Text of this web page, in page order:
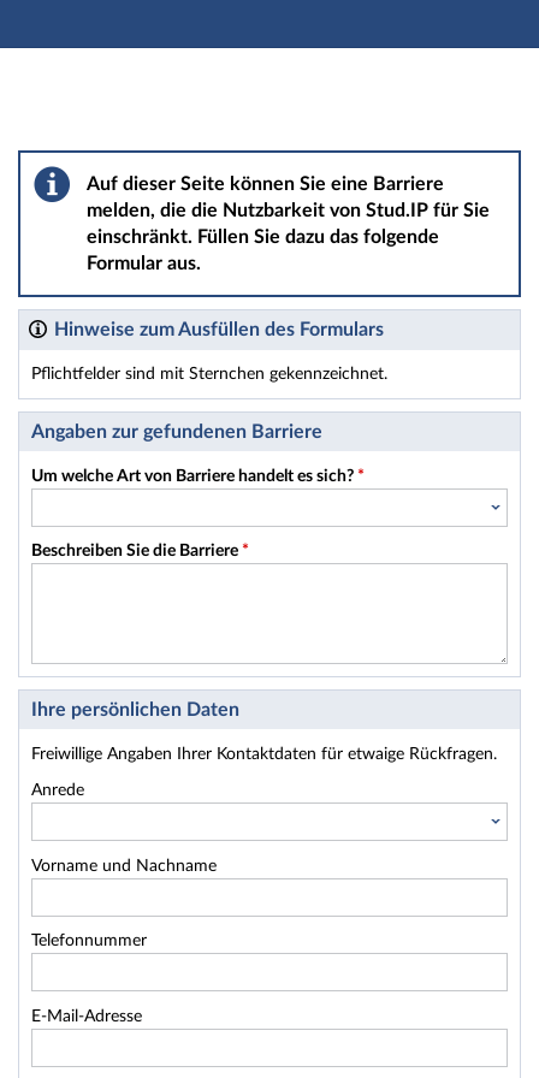
Hauptnavigation
Barriere melden
Auf dieser Seite können Sie eine Barriere
melden, die die Nutzbarkeit von Stud.IP für Sie
einschränkt. Füllen Sie dazu das folgende
Formular aus.
Hinweise zum Ausfüllen des Formulars
Pflichtfelder sind mit Sternchen gekennzeichnet.
Dieses Formular enthält Pflichtfelder.
Angaben zur gefundenen Barriere
Um welche Art von Barriere handelt es sich? *
Beschreiben Sie die Barriere *
Ihre persönlichen Daten
Freiwillige Angaben Ihrer Kontaktdaten für etwaige Rückfragen.
Anrede
Vorname und Nachname
Telefonnummer
E-Mail-Adresse